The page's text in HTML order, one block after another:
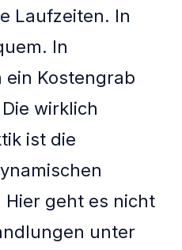
Laufzeiten. In
In
Kostengrab
wirklich
ist die
geht es nicht
unter